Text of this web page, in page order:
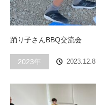
踊り子さんBBQ交流会
2023年 2023.12.8